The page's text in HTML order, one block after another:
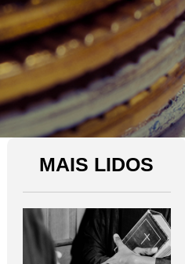
MAIS LIDOS